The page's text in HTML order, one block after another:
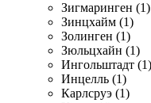
Зигмаринген (1)
Зинцхайм (1)
Золинген (1)
Зюльцхайн (1)
Ингольштадт (1)
Инцелль (1)
Карлсруэ (1)